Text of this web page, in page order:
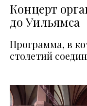
Концерт
до Уильямса
Программа, в
столетий